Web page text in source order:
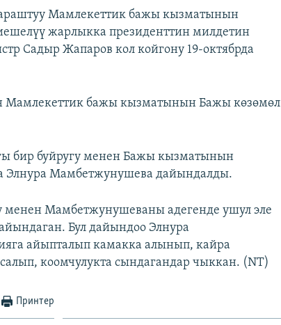
Мамлекеттик бажы кызматынын
жарлыкка президенттин милдетин
Садыр Жапаров кол койгону 19-октябрда
Мамлекеттик бажы кызматынын Бажы көзөмөл
бир буйругу менен Бажы кызматынын
Элнура Мамбетжунушева дайындалды.
менен Мамбетжунушеваны адегенде ушул эле
Бул дайындоо Элнура
айыпталып камакка алынып, кайра
коомчулукта сындагандар чыккан. (NT)
Принтер